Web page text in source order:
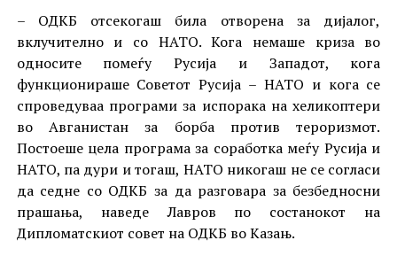
– ОДКБ отсекогаш била отворена за дијалог,
вклучително и со НАТО. Кога немаше криза во
односите помеѓу Русија и Западот, кога
функционираше Советот Русија – НАТО и кога се
спроведуваа програми за испорака на хеликоптери
во Авганистан за борба против тероризмот.
Постоеше цела програма за соработка меѓу Русија и
НАТО, па дури и тогаш, НАТО никогаш не се согласи
да седне со ОДКБ за да разговара за безбедносни
прашања, наведе Лавров по состанокот на
Дипломатскиот совет на ОДКБ во Казањ.